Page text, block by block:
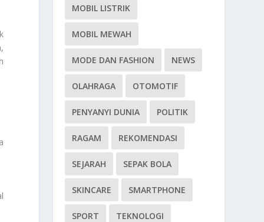
MOBIL LISTRIK
MOBIL MEWAH
MODE DAN FASHION NEWS
OLAHRAGA OTOMOTIF
PENYANYI DUNIA POLITIK
RAGAM REKOMENDASI
SEJARAH SEPAK BOLA
SKINCARE SMARTPHONE
SPORT TEKNOLOGI